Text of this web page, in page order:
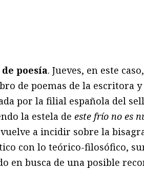
de poesía. Jueves, en este
de poemas de la escritora
por la filial española del
la estela de este frío no es
a incidir sobre la
con lo teórico-filosófico,
en busca de una posible